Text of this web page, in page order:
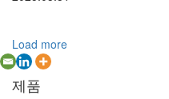
Load more
제품